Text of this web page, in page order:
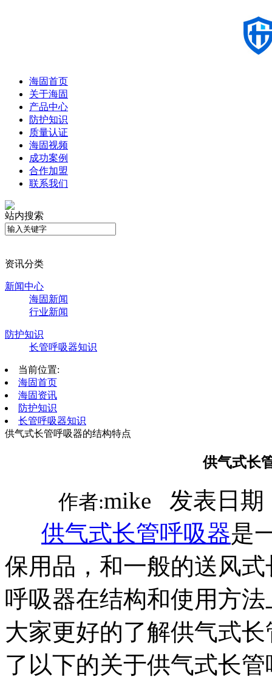
海固首页
关于海固
产品中心
防护知识
质量认证
海固视频
成功案例
合作加盟
联系我们
站内搜索
资讯分类
新闻中心
海固新闻
行业新闻
防护知识
长管呼吸器知识
当前位置:
海固首页
海固资讯
防护知识
长管呼吸器知识
供气式长管呼吸器的结构特点
供气式长
作者:mike 发表日
供气式长管呼吸器是
保用品，和一般的送风
呼吸器在结构和使用方
大家更好的了解供气式
了以下的关于供气式长